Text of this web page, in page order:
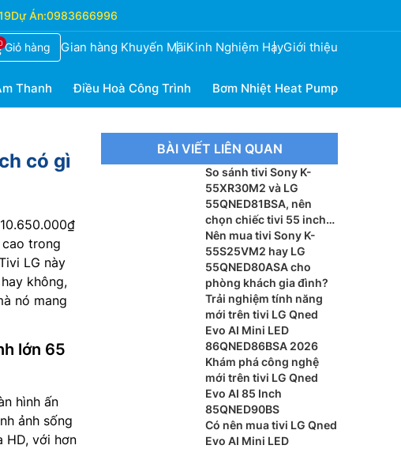
Dự Án:0983666996
Giỏ hàng Gian hàng Khuyến MãiKinh Nghiệm HayGiới thiệu
Thanh Điều Hoà Công Trình Bơm Nhiệt Heat Pump
có gì
cao trong
LG này
không,
nó mang
lớn 65
hình ấn
ảnh sống
HD, với hơn
BÀI VIẾT LIÊN QUAN
So sánh tivi Sony K-
55XR30M2 và LG
55QNED81BSA, nên
chọn chiếc tivi 55 inch
nào?
Nên mua tivi Sony K-
55S25VM2 hay LG
55QNED80ASA cho
phòng khách gia đình?
Trải nghiệm tính năng
mới trên tivi LG Qned
Evo AI Mini LED
86QNED86BSA 2026
Khám phá công nghệ
mới trên tivi LG Qned
Evo AI 85 Inch
85QNED90BS
Có nên mua tivi LG Qned
Evo AI Mini LED